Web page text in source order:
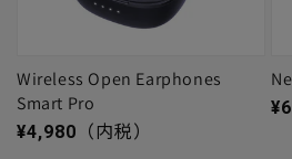
Wireless Open Earphones
Smart Pro
通常価格
¥4,980 （内税）